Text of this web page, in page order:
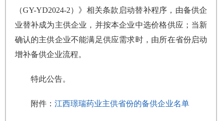
（GY-YD2024-2）》相关条款启动替补程序，由备供企
业替补成为主供企业，并按本企业中选价格供应；当新
确认的主供企业不能满足供应需求时，由所在省份启动
增补备供企业流程。
特此公告。
附件： 江西璟瑞药业主供省份的备供企业名单